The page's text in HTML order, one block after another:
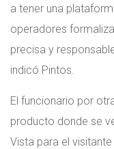
a tener una
operadores
precisa y
indicó Pintos.
El funcionario por
producto donde se
Vista para el